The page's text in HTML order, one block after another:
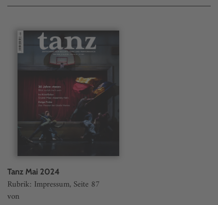
Tanz Mai 2024
Rubrik: Impressum, Seite 87
von